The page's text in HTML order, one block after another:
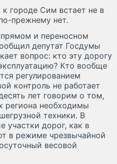
городе Сим встает не в
прежнему нет.
и переносном
депутат Госдумы
вопрос: кто эту дорогу
Кто вообще
регулированием
контроль не работает
лет говорим о том,
региона необходимы
техники. В
участки дорог, как в
в режиме чрезвычайной
весовой